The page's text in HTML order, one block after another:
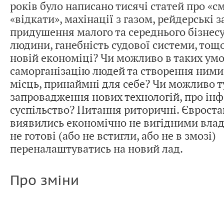
років було написано тисячі статей про
«відкати», махінації з газом, рейдерські
придушення малого та середнього
людини, ганебність судової системи,
новій економіці? Чи можливо в таких
саморганізацію людей та створення
місць, принаймні для себе? Чи можливо
запровадження нових технологій, про
суспільство? Питання риторичні.
виявились економічно не вигідними
не готові (або не встигли, або не в змозі)
переналаштуватись на новий лад.
Про зміни